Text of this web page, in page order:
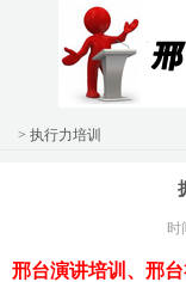
> 执行力培训
时
邢台演讲培训、邢台